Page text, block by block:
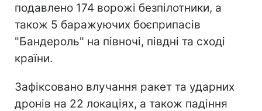
подавлено 174 ворожі безпілотники, а
також 5 баражуючих боєприпасів
"Бандероль" на півночі, півдні та сході
країни.
Зафіксовано влучання ракет та ударних
дронів на 22 локаціях, а також падіння